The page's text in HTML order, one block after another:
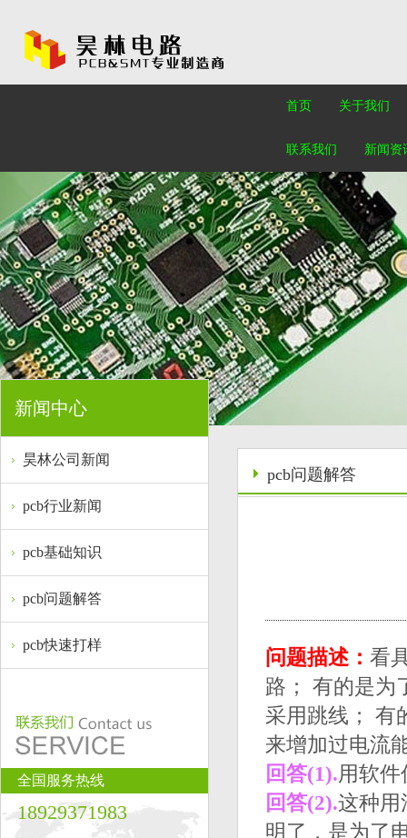
首页 关于我们
联系我们 新闻资
新闻中心
昊林公司新闻
pcb行业新闻
pcb基础知识
pcb问题解答
pcb快速打样
全国服务热线
18929371983
pcb问题解答
问题描述： 看
路； 有的是为
采用跳线； 有
来增加过电流
回答(1).用软件
回答(2).这种用
明了，是为了